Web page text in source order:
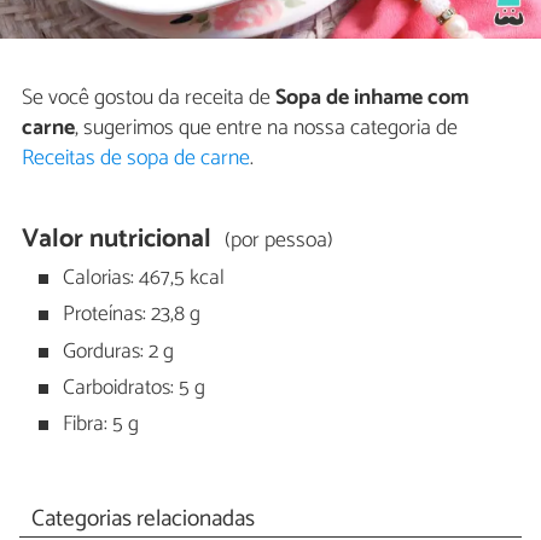
Se você gostou da receita deSopa de inhame com
carne, sugerimos que entre na nossa categoria de
Receitas de sopa de carne.
Valor nutricional (por pessoa)
Calorias: 467,5 kcal
Proteínas: 23,8 g
Gorduras: 2 g
Carboidratos: 5 g
Fibra: 5 g
Categorias relacionadas